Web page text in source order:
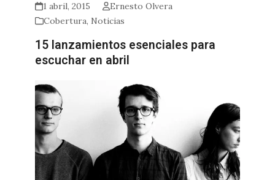
1 abril, 2015
Ernesto Olvera
Cobertura, Noticias
15 lanzamientos esenciales para
escuchar en abril